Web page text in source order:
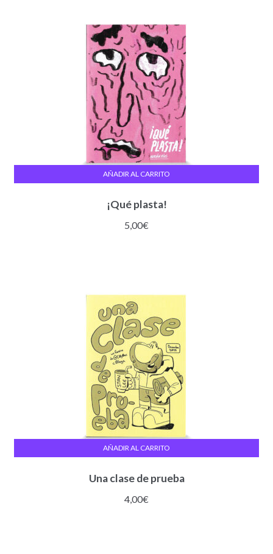
¡Qué plasta!
5,00€
AÑADIR AL CARRITO
Una clase de prueba
4,00€
AÑADIR AL CARRITO